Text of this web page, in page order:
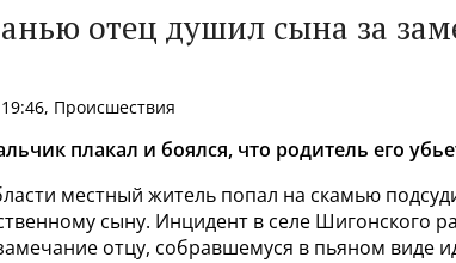
отец душил сына за
Происшествия
плакал и боялся, что родитель его
местный житель попал на скамью
сыну. Инцидент в селе Шигонского
отцу, собравшемуся в пьяном виде